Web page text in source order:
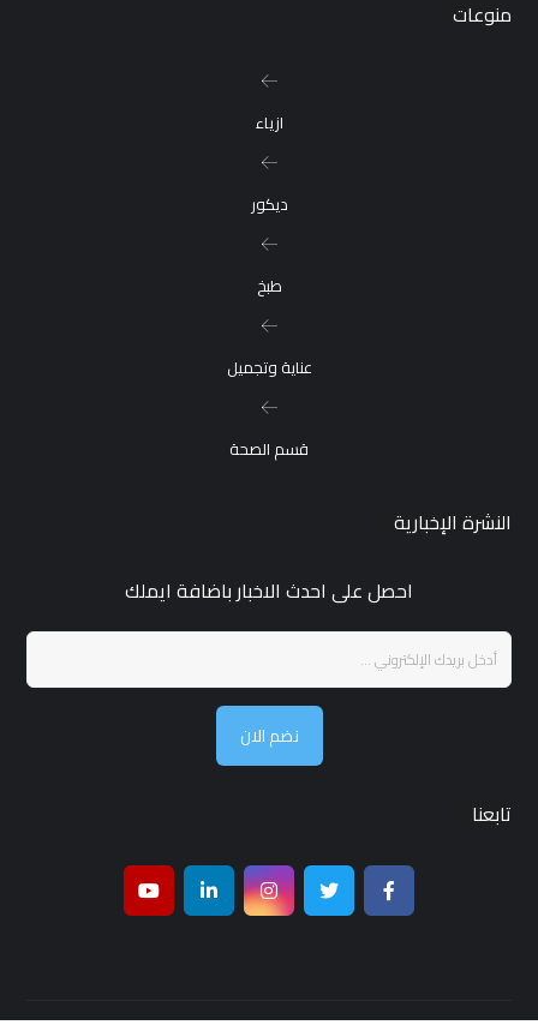
منوعات
ازياء
ديكور
طبخ
عناية وتجميل
قسم الصحة
النشرة الإخبارية
احصل على احدث الاخبار باضافة ايملك
نضم الان
تابعنا